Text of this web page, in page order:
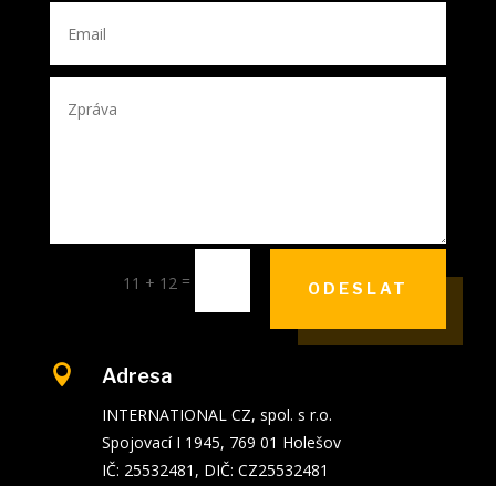
11 + 12 = ODESLAT
 Adresa
INTERNATIONAL CZ, spol. s r.o.
Spojovací I 1945, 769 01 Holešov
IČ: 25532481, DIČ: CZ25532481